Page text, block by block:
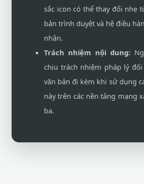
sắc icon có thể thay đổi nhẹ
bản trình duyệt và hệ điều
nhận.
Trách nhiệm nội dung:
chịu trách nhiệm pháp lý
văn bản đi kèm khi sử dụng
này trên các nền tảng mạng
ba.